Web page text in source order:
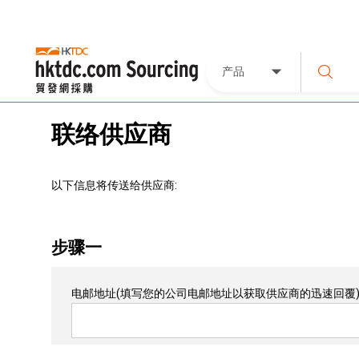
产品
联络供应商
以下信息将传送给供应商:
步骤一
电邮地址(填写您的公司电邮地址以获取供应商的迅速回覆)